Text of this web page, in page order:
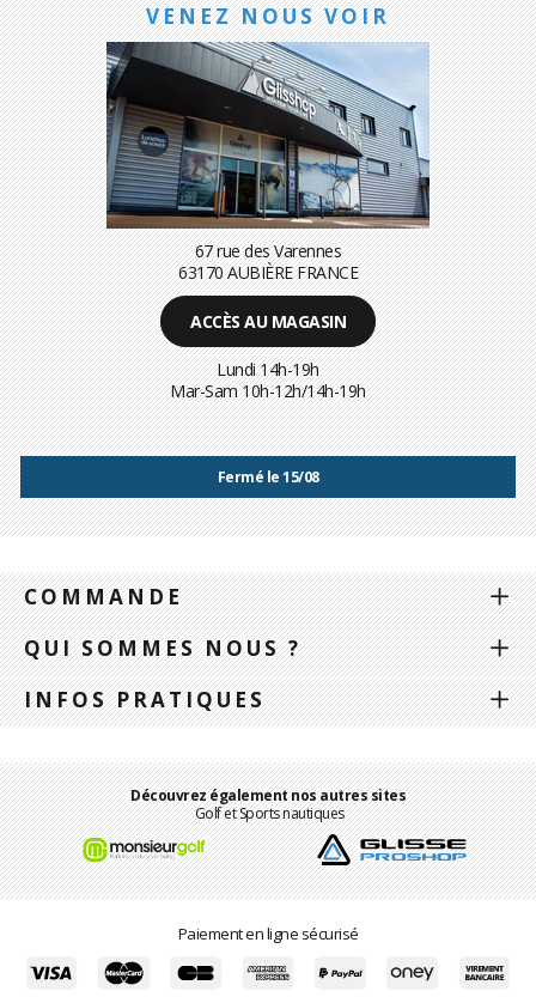
VENEZ NOUS VOIR
67 rue des Varennes
63170 AUBIÈRE FRANCE
ACCÈS AU MAGASIN
Lundi 14h-19h
Mar-Sam 10h-12h/14h-19h
Fermé le 15/08
COMMANDE
QUI SOMMES NOUS ?
INFOS PRATIQUES
Découvrez également nos autres sites
Golf et Sports nautiques
Paiement en ligne sécurisé